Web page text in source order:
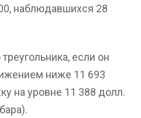
наблюдавшихся 28
если он
ниже 11 693
на уровне 11 388 долл.